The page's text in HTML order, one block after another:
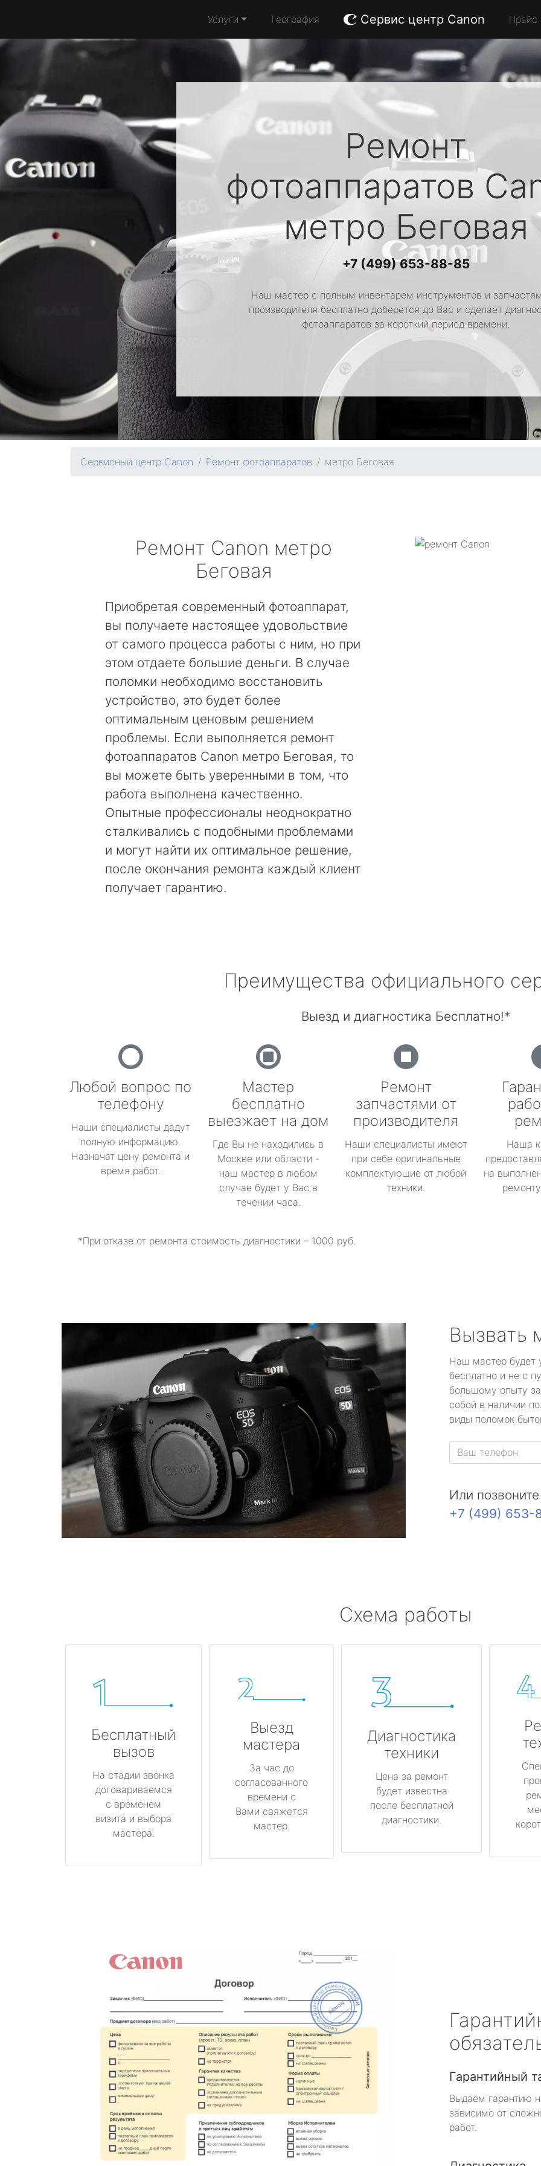
Услуги География Сервис центр Canon Прайс
Ремонт
фотоаппаратов
метро Беговая
+7 (499) 653-88-85
Наш мастер с полным инвентарем инструментов и
производителя бесплатно доберется до Вас и сделает
фотоаппаратов за короткий период времени.
Сервисный центр Canon Ремонт фотоаппаратов метро Беговая
Ремонт Canon метро
Беговая
Приобретая современный фотоаппарат,
вы получаете настоящее удовольствие
от самого процесса работы с ним, но при
этом отдаете большие деньги. В случае
поломки необходимо восстановить
устройство, это будет более
оптимальным ценовым решением
проблемы. Если выполняется ремонт
фотоаппаратов Canon метро Беговая, то
вы можете быть уверенными в том, что
работа выполнена качественно.
Опытные профессионалы неоднократно
сталкивались с подобными проблемами
и могут найти их оптимальное решение,
после окончания ремонта каждый клиент
получает гарантию.
Преимущества официального
Выезд и диагностика Бесплатно!*
Любой вопрос по
телефону
Наши специалисты дадут
полную информацию.
Назначат цену ремонта и
время работ.
Мастер
бесплатно
выезжает на дом
Где Вы не находились в
Москве или области -
наш мастер в любом
случае будет у Вас в
течении часа.
Ремонт
запчастями от
производителя
Наши специалисты имеют
при себе оригинальные
комплектующие от любой
техники.
Наша
на
*При отказе от ремонта стоимость диагностики – 1000 руб.
Вызвать
Наш мастер будет
бесплатно и не с
большому опыту
собой в наличии
виды поломок
Или
+7 (499) 653-
Схема работы
Бесплатный
вызов
На стадии звонка
договариваемся
с временем
визита и выбора
мастера.
Выезд
мастера
За час до
согласованного
времени с
Вами свяжется
мастер.
Диагностика
техники
Цена за ремонт
будет известна
после бесплатной
диагностики.
Гарантийный
Выдаем гарантию
зависимо от
работ.